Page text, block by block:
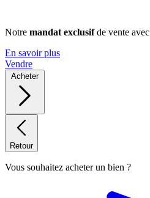
Notre mandat exclusifde vente
En savoir plus
Vendre
Acheter
Retour
Vous souhaitez acheter un bien ?